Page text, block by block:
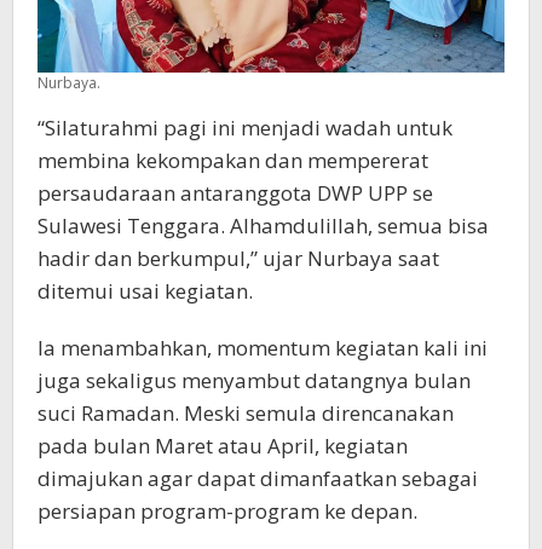
Nurbaya.
“Silaturahmi pagi ini menjadi wadah untuk
membina kekompakan dan mempererat
persaudaraan antaranggota DWP UPP se
Sulawesi Tenggara. Alhamdulillah, semua bisa
hadir dan berkumpul,” ujar Nurbaya saat
ditemui usai kegiatan.
Ia menambahkan, momentum kegiatan kali ini
juga sekaligus menyambut datangnya bulan
suci Ramadan. Meski semula direncanakan
pada bulan Maret atau April, kegiatan
dimajukan agar dapat dimanfaatkan sebagai
persiapan program-program ke depan.